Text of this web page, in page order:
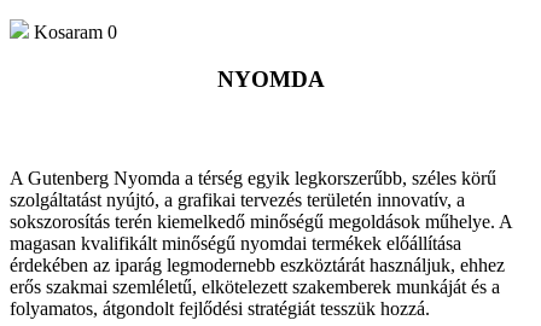
Kosaram 0
NYOMDA
A Gutenberg Nyomda a térség egyik legkorszerűbb, széles körű
szolgáltatást nyújtó, a grafikai tervezés területén innovatív, a
sokszorosítás terén kiemelkedő minőségű megoldások műhelye. A
magasan kvalifikált minőségű nyomdai termékek előállítása
érdekében az iparág legmodernebb eszköztárát használjuk, ehhez
erős szakmai szemléletű, elkötelezett szakemberek munkáját és a
folyamatos, átgondolt fejlődési stratégiát tesszük hozzá.